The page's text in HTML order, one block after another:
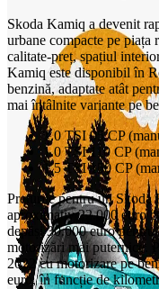
Skoda Kamiq a devenit
urbane compacte pe piața
calitate-preț, spațiul
Kamiq este disponibil în
benzină, adaptate atât
mai întâlnite variante pe
1.0 TSI 95 CP
1.0 TSI 110 CP
1.5 TSI 150 CP
Prețurile pentru un Skoda
aproximativ 22.000 euro
depăși 30.000 euro
motorizări mai puternice.
2022 cu motorizare pe
euro, în funcție de